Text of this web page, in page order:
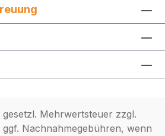
gesetzl. Mehrwertsteuer zzgl.
Nachnahmegebühren, wenn